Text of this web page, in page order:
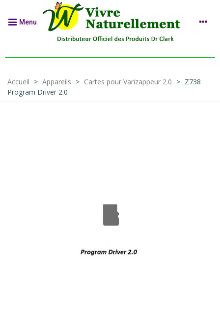
Menu
Accueil > Appareils > Cartes pour Varizappeur 2.0 > Z738
Program Driver 2.0